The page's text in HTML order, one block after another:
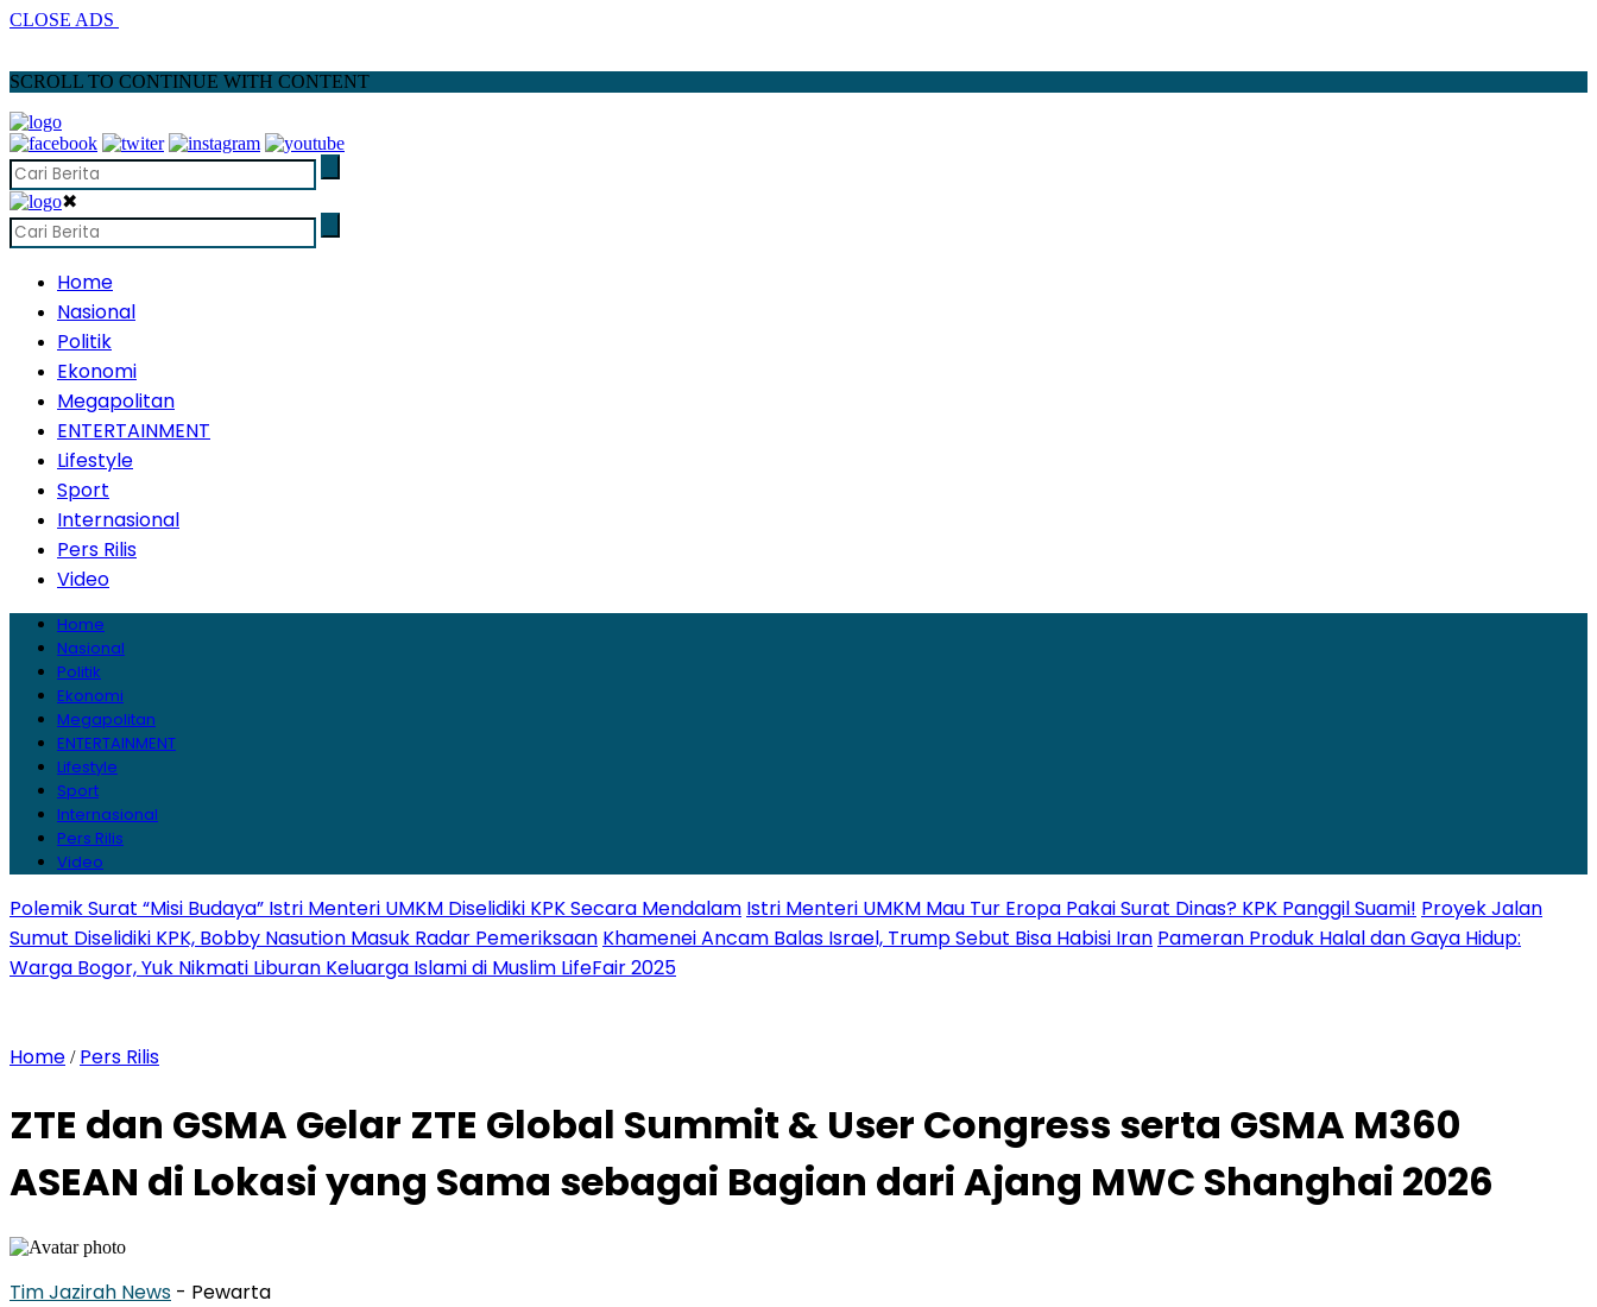
CLOSE ADS
SCROLL TO CONTINUE WITH CONTENT
✖
Home
Nasional
Politik
Ekonomi
Megapolitan
ENTERTAINMENT
Lifestyle
Sport
Internasional
Pers Rilis
Video
Home
Nasional
Politik
Ekonomi
Megapolitan
ENTERTAINMENT
Lifestyle
Sport
Internasional
Pers Rilis
Video
Polemik Surat “Misi Budaya” Istri Menteri UMKM Diselidiki KPK Secara Mendalam Istri Menteri UMKM Mau Tur Eropa Pakai Surat Dinas? KPK Panggil Suami! Proyek Jalan
Sumut Diselidiki KPK, Bobby Nasution Masuk Radar Pemeriksaan Khamenei Ancam Balas Israel, Trump Sebut Bisa Habisi Iran Pameran Produk Halal dan Gaya Hidup:
Warga Bogor, Yuk Nikmati Liburan Keluarga Islami di Muslim LifeFair 2025
Home / Pers Rilis
ZTE dan GSMA Gelar ZTE Global Summit & User Congress serta GSMA M360
ASEAN di Lokasi yang Sama sebagai Bagian dari Ajang MWC Shanghai 2026
Tim Jazirah News - Pewarta